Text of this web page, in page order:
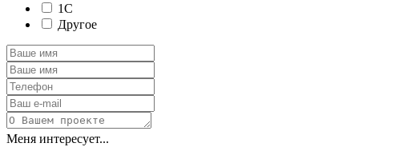
1C
Другое
Меня интересует...